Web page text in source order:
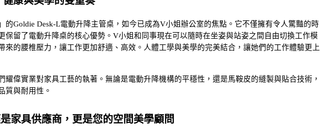
的Goldie Desk-L電動升降主管桌，如今已成為V小姐辦公室的焦點。它不僅擁有令人驚豔的時
保留了電動升降桌的核心優勢。V小姐和同事現在可以隨時在坐姿與站姿之間自由切換工作模
來的腰椎壓力，讓工作更加舒適、高效。人體工學與美學的完美結合，讓她們的工作體驗更上
耀偉實業對家具工藝的執著。無論是電動升降機構的平穩性，還是馬鞍皮的縫製與貼合技術，
質與耐用性。
家具供應商，更是您的空間美學顧問